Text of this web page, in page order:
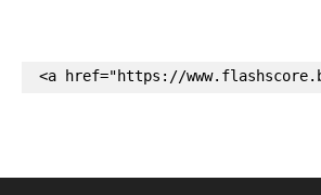
<a href="https://